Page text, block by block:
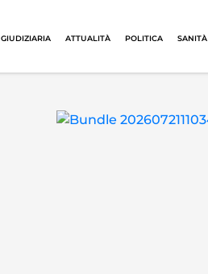
GIUDIZIARIA ATTUALITÀ POLITICA SANITÀ